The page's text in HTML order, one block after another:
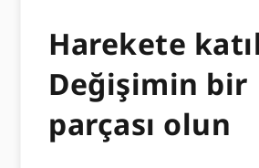
Harekete
Değişimin bir
parçası olun